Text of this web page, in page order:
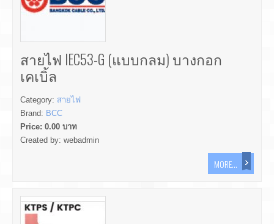
สายไฟ IEC53-G (แบบกลม) บางกอก
เคเบิ้ล
Category: สายไฟ
Brand: BCC
Price: 0.00 บาท
Created by: webadmin
MORE...